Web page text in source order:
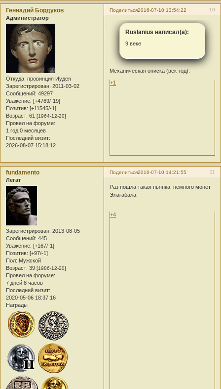
Поделиться 10
2016-07-10 13:54:22
Геннадий Бордуков
Администратор
Откуда: провинция Иудея
Зарегистрирован: 2011-03-02
Сообщений: 49297
Уважение: [+4769/-19]
Позитив: [+11545/-1]
Возраст: 61 [1964-12-20]
Провел на форуме:
1 год 0 месяцев
Последний визит:
2026-08-07 15:18:12
Ruslanius написал(а):
9 веке
Механическая описка (век-год).
+1
Поделиться 11
2016-07-10 14:21:55
fundamento
Легат
Зарегистрирован: 2013-08-05
Сообщений: 445
Уважение: [+167/-1]
Позитив: [+97/-1]
Пол: Мужской
Возраст: 39 [1986-12-20]
Провел на форуме:
7 дней 8 часов
Последний визит:
2020-05-06 18:37:16
Награды
Раз пошла такая пьянка, немного монет
Элагабала.
+4